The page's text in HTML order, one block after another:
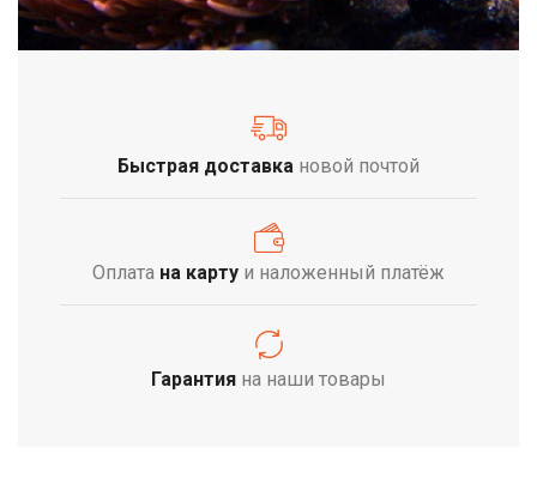
Быстрая доставка новой почтой
Оплата на карту и наложенный платёж
Гарантия на наши товары